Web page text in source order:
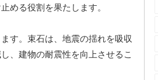
める役割を果たします。
す。束石は、地震の揺れを吸収
、建物の耐震性を向上させるこ